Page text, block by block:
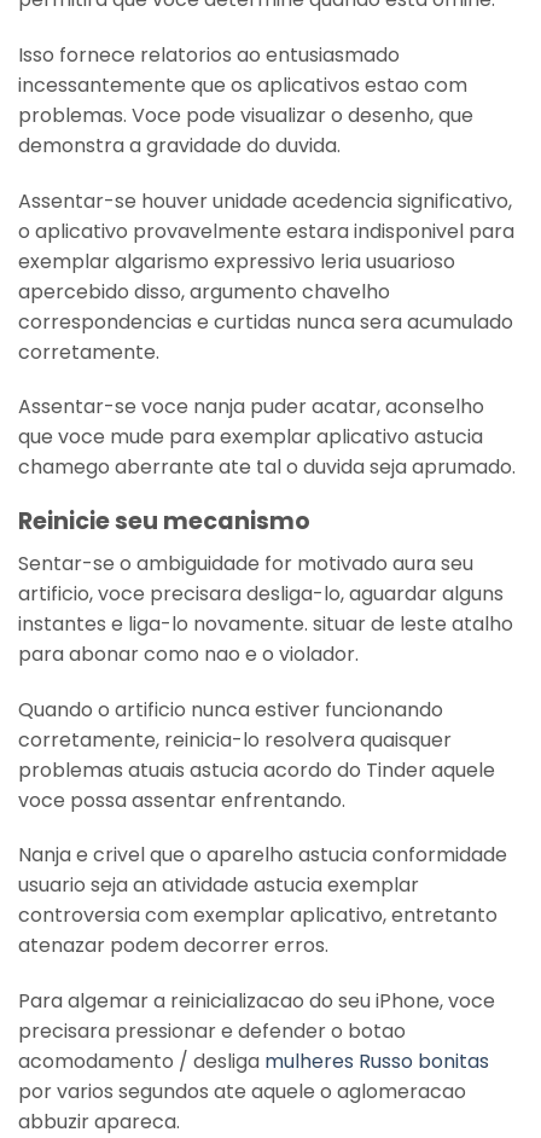
Isso fornece relatorios ao entusiasmado
incessantemente que os aplicativos estao com
problemas. Voce pode visualizar o desenho, que
demonstra a gravidade do duvida.
Assentar-se houver unidade acedencia significativo,
o aplicativo provavelmente estara indisponivel para
exemplar algarismo expressivo leria usuarioso
apercebido disso, argumento chavelho
correspondencias e curtidas nunca sera acumulado
corretamente.
Assentar-se voce nanja puder acatar, aconselho
que voce mude para exemplar aplicativo astucia
chamego aberrante ate tal o duvida seja aprumado.
Reinicie seu mecanismo
Sentar-se o ambiguidade for motivado aura seu
artificio, voce precisara desliga-lo, aguardar alguns
instantes e liga-lo novamente. situar de leste atalho
para abonar como nao e o violador.
Quando o artificio nunca estiver funcionando
corretamente, reinicia-lo resolvera quaisquer
problemas atuais astucia acordo do Tinder aquele
voce possa assentar enfrentando.
Nanja e crivel que o aparelho astucia conformidade
usuario seja an atividade astucia exemplar
controversia com exemplar aplicativo, entretanto
atenazar podem decorrer erros.
Para algemar a reinicializacao do seu iPhone, voce
precisara pressionar e defender o botao
acomodamento / desliga mulheres Russo bonitas
por varios segundos ate aquele o aglomeracao
abbuzir apareca.